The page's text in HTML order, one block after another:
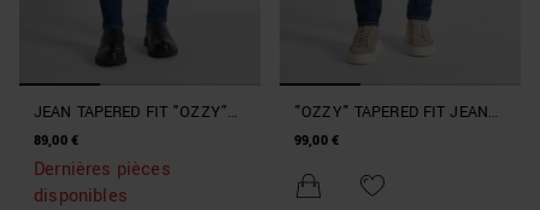
JEAN TAPERED FIT "OZZY"
AVEC LAVAGE DÉGRADÉ ET
COULEUR INTENSE
89,00 €
Dernières pièces
disponibles
"OZZY" TAPERED FIT JEANS
IN AUTHENTIC STRETCH
99,00 €